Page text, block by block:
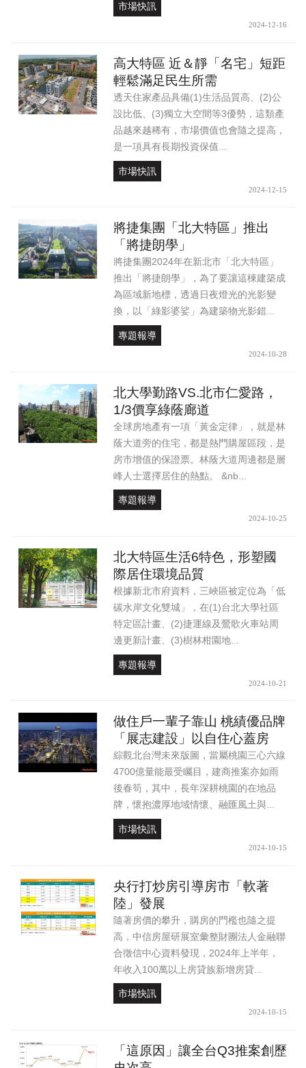
市場快訊
2024-12-16
高大特區 近＆靜「名宅」短距
輕鬆滿足民生所需
透天住家產品具備(1)生活品質高、(2)公
設比低、(3)獨立大空間等3優勢，這類產
品越來越稀有，市場價值也會隨之提高，
是一項具有長期投資保值...
市場快訊
2024-12-15
將捷集團「北大特區」推出
「將捷朗學」
將捷集團2024年在新北市「北大特區」
推出「將捷朗學」，為了要讓這棟建築成
為區域新地標，透過日夜燈光的光影變
換，以「綠影婆娑」為建築物光影錯...
專題報導
2024-10-28
北大學勤路VS.北市仁愛路，
1/3價享綠蔭廊道
全球房地產有一項「黃金定律」，就是林
蔭大道旁的住宅，都是熱門購屋區段，是
房市增值的保證票。林蔭大道周邊都是層
峰人士選擇居住的熱點。 &nb...
專題報導
2024-10-25
北大特區生活6特色，形塑國
際居住環境品質
根據新北市府資料，三峽區被定位為「低
碳水岸文化雙城」，在(1)台北大學社區
特定區計畫、(2)捷運線及鶯歌火車站周
邊更新計畫、(3)樹林柑園地...
專題報導
2024-10-21
做住戶一輩子靠山 桃績優品牌
「展志建設」以自住心蓋房
綜觀北台灣未來版圖，當屬桃園三心六線
4700億量能最受矚目，建商推案亦如雨
後春筍，其中，長年深耕桃園的在地品
牌，懷抱濃厚地域情懷、融匯風土與...
市場快訊
2024-10-15
央行打炒房引導房市「軟著
陸」發展
隨著房價的攀升，購房的門檻也隨之提
高，中信房屋研展室彙整財團法人金融聯
合徵信中心資料發現，2024年上半年，
年收入100萬以上房貸族新增房貸...
市場快訊
2024-10-15
「這原因」讓全台Q3推案創歷